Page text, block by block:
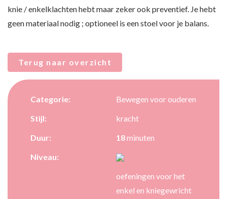
knie / enkelklachten hebt maar zeker ook preventief. Je hebt
geen materiaal nodig ; optioneel is een stoel voor je balans.
Terug naar overzicht
Categorie:
Bewegen voor ouderen
Stijl:
kracht
Duur:
18minuten
Niveau:
oefeningen voor het
enkel en kniegewricht